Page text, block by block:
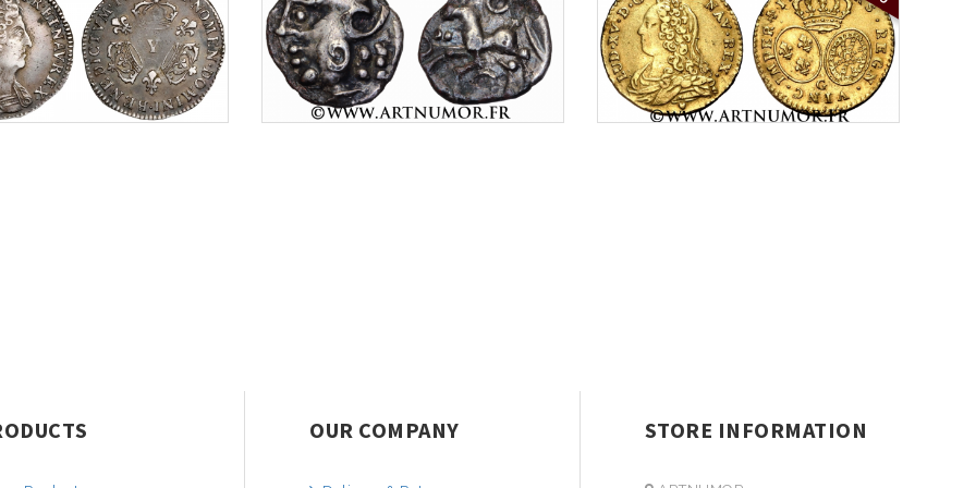
OUR COMPANY STORE INFORMATION